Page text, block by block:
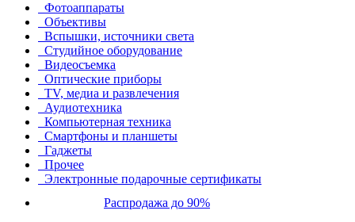
Фотоаппараты
Объективы
Вспышки, источники света
Студийное оборудование
Видеосъемка
Оптические приборы
TV, медиа и развлечения
Аудиотехника
Компьютерная техника
Смартфоны и планшеты
Гаджеты
Прочее
Электронные подарочные сертификаты
Распродажа до 90%